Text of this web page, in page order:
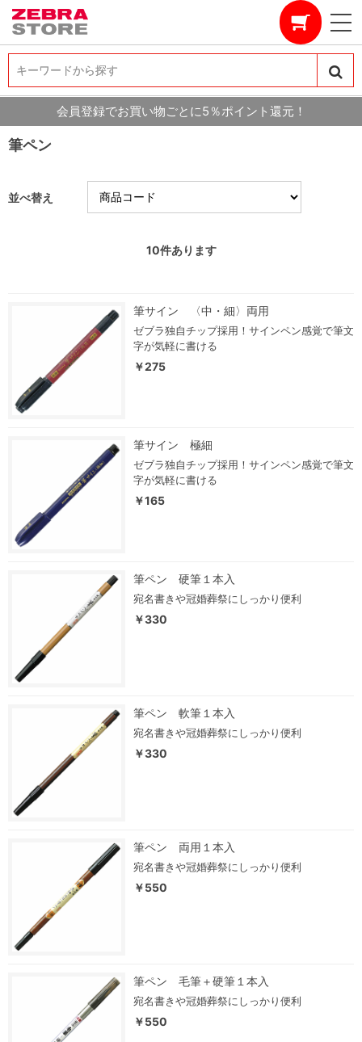
キーワードから探す
キーワードから探す
会員登録でお買い物ごとに5％ポイント還元！
筆ペン
並べ替え
10件あります
筆サイン 〈中・細〉両用
ゼブラ独自チップ採用！サインペン感覚で筆文
字が気軽に書ける
￥275
筆サイン 極細
ゼブラ独自チップ採用！サインペン感覚で筆文
字が気軽に書ける
￥165
筆ペン 硬筆１本入
宛名書きや冠婚葬祭にしっかり便利
￥330
筆ペン 軟筆１本入
宛名書きや冠婚葬祭にしっかり便利
￥330
筆ペン 両用１本入
宛名書きや冠婚葬祭にしっかり便利
￥550
筆ペン 毛筆＋硬筆１本入
宛名書きや冠婚葬祭にしっかり便利
￥550